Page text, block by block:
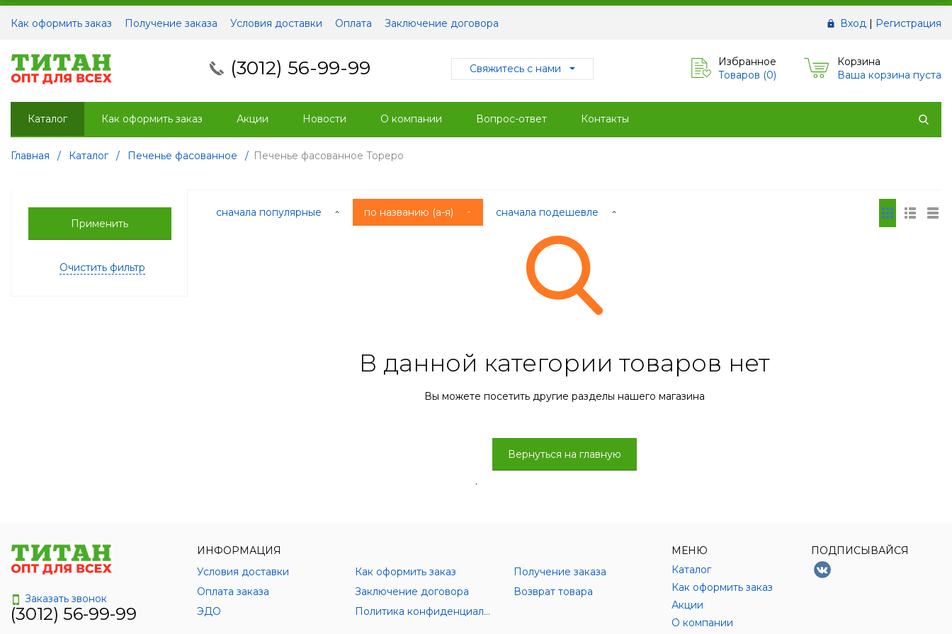
Вход | Регистрация
Как оформить заказ Получение заказа Условия доставки Оплата Заключение договора
(3012) 56-99-99 Свяжитесь с нами
Избранное
Товаров (0)
Корзина
Ваша корзина пуста
Каталог Как оформить заказ Акции Новости О компании Вопрос-ответ Контакты
Главная / Каталог / Печенье фасованное / Печенье фасованное Тореро
сначала популярные по названию (а-я)
сначала подешевле
Применить
Очистить фильтр
В данной категории товаров нет
Вы можете посетить другие разделы нашего магазина
Вернуться на главную
.
Заказать звонок
(3012) 56-99-99
ИНФОРМАЦИЯ
Условия доставки
Как оформить заказ
Получение заказа
Оплата заказа
Заключение договора
Возврат товара
ЭДО
Политика конфиденциальности
МЕНЮ
Каталог
Как оформить заказ
Акции
О компании
ПОДПИСЫВАЙСЯ